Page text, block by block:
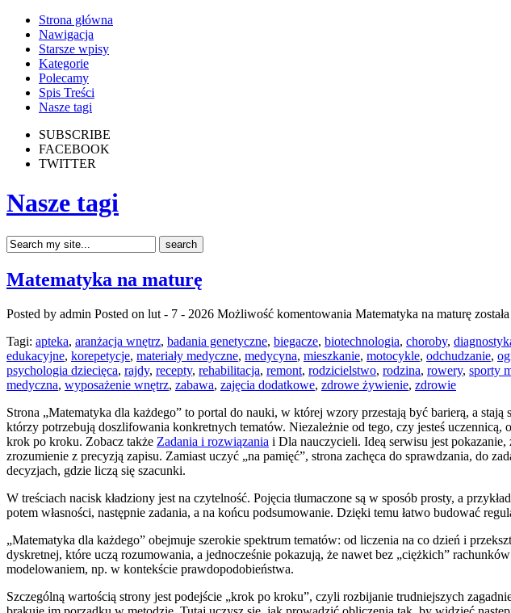
Strona główna
Nawigacja
Starsze wpisy
Kategorie
Polecamy
Spis Treści
Nasze tagi
SUBSCRIBE
FACEBOOK
TWITTER
Nasze tagi
Matematyka na maturę
Posted by admin Posted on lut - 7 - 2026 Możliwość komentowania Matematyka na maturę
Tagi: apteka, aranżacja wnętrz, badania genetyczne, biegacze, biotechnologia, choroby,
edukacyjne, korepetycje, materiały medyczne, medycyna, mieszkanie, motocykle, odchudzanie,
psychologia dziecięca, rajdy, recepty, rehabilitacja, remont, rodzicielstwo, rodzina, rowery, sporty
medyczna, wyposażenie wnętrz, zabawa, zajęcia dodatkowe, zdrowe żywienie, zdrowie
Strona „Matematyka dla każdego” to portal do nauki, w której wzory przestają być barierą, a
którzy potrzebują doszlifowania konkretnych tematów. Niezależnie od tego, czy jesteś
krok po kroku. Zobacz także Zadania i rozwiązania i Dla nauczycieli. Ideą serwisu jest pokazanie,
zrozumienie z precyzją zapisu. Zamiast uczyć „na pamięć”, strona zachęca do sprawdzania, do
decyzjach, gdzie liczą się szacunki.
W treściach nacisk kładziony jest na czytelność. Pojęcia tłumaczone są w sposób prosty, a
potem własności, następnie zadania, a na końcu podsumowanie. Dzięki temu łatwo budować
„Matematyka dla każdego” obejmuje szerokie spektrum tematów: od liczenia na co dzień i
dyskretnej, które uczą rozumowania, a jednocześnie pokazują, że nawet bez „ciężkich”
modelowaniem, np. w kontekście prawdopodobieństwa.
Szczególną wartością strony jest podejście „krok po kroku”, czyli rozbijanie trudniejszych